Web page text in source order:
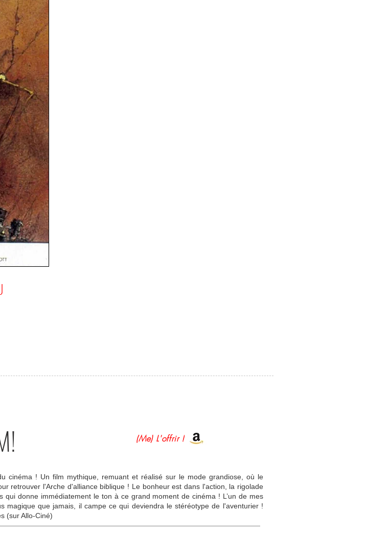
(Me) L'offrir !
cinéma ! Un film mythique, remuant et réalisé sur le mode grandiose, où le
retrouver l'Arche d'alliance biblique ! Le bonheur est dans l'action, la rigolade
donne immédiatement le ton à ce grand moment de cinéma ! L’un de mes
magique que jamais, il campe ce qui deviendra le stéréotype de l'aventurier !
(sur Allo-Ciné)